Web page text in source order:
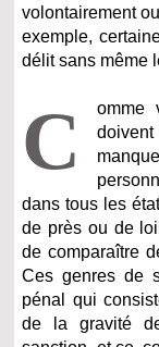
volontairement
exemple,
délit sans même
C
omme
dans tous les
de près ou de
de comparaître
Ces genres de
pénal qui
de la gravité